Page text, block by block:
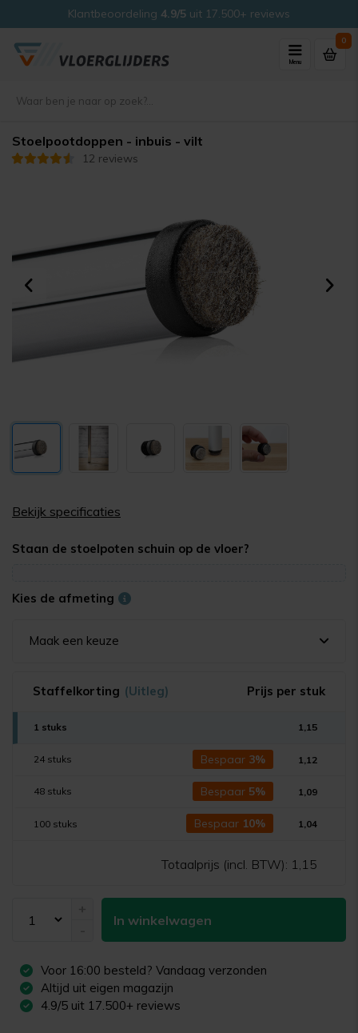
Klantbeoordeling 4.9/5 uit 17.500+ reviews
Menu
0
Stoelpootdoppen - inbuis - vilt
12 reviews
Bekijk specificaties
Staan de stoelpoten schuin op de vloer?
Kies de afmeting
Maak een keuze
Staffelkorting (Uitleg) Prijs per stuk
1 stuks 1,15
24 stuks Bespaar 3% 1,12
48 stuks Bespaar 5% 1,09
100 stuks Bespaar 10% 1,04
Totaalprijs (incl. BTW): 1,15
In winkelwagen
Voor 16:00 besteld? Vandaag verzonden
Altijd uit eigen magazijn
4.9/5 uit 17.500+ reviews